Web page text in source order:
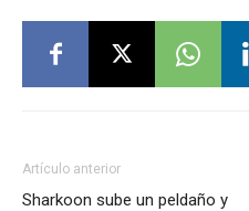
Artículo anterior
Sharkoon sube un peldaño y